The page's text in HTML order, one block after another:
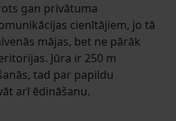
gan privātuma
cienītājiem, jo tā
mājas, bet ne pārāk
Jūra ir 250 m
tad par papildu
arī ēdināšanu.